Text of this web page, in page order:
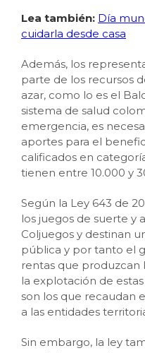
Lea también: Día
cuidarla desde casa
Además, los
parte de los recursos
azar, como lo es el
sistema de salud
emergencia, es
aportes para el
calificados en
tienen entre 10.000 y
Según la Ley 643 de
los juegos de suerte y
Coljuegos y destinan
pública y por tanto el
rentas que produzcan
la explotación de
son los que recaudan
a las entidades
Sin embargo, la ley